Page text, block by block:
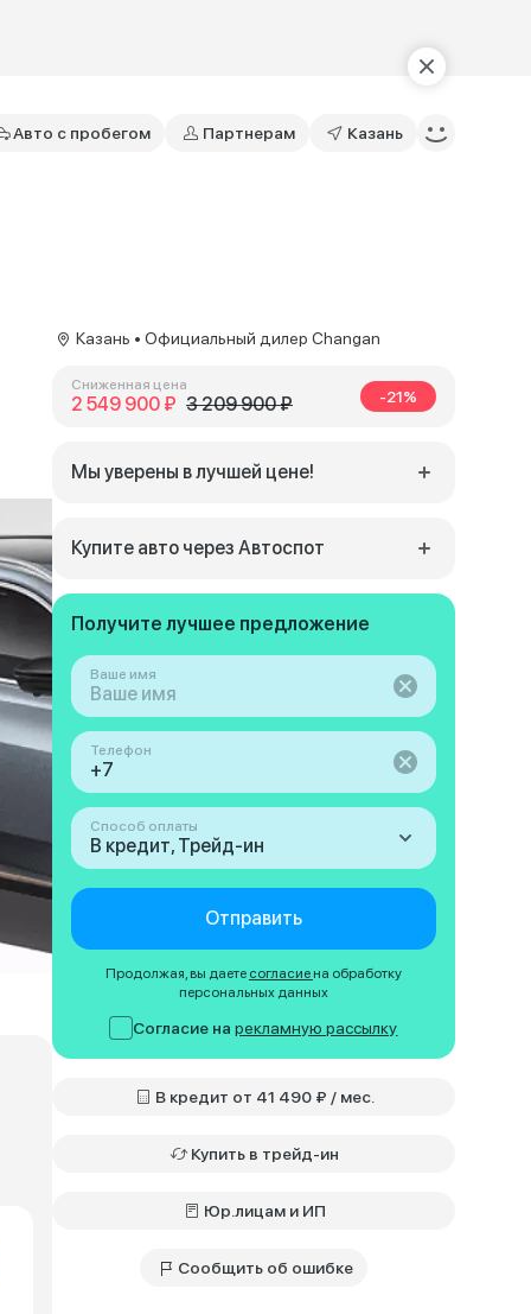
Авто с пробегом Партнерам Казань
Казань • Официальный дилер Changan
Сниженная цена
2 549 900 ₽ 3 209 900 ₽ -21%
Мы уверены в лучшей цене!
Купите авто через Автоспот
Получите лучшее предложение
Ваше имя
Телефон
Способ оплаты
В кредит, Трейд-ин
Отправить
Продолжая, вы даете согласие на обработку
персональных данных
Согласие нарекламную рассылку
В кредит от 41 490 ₽ / мес.
Купить в трейд-ин
Юр.лицам и ИП
Сообщить об ошибке